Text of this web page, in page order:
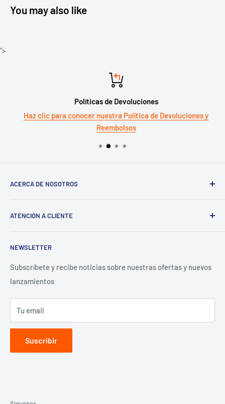
You may also like
">
Políticas de Devoluciones
Haz clic para conocer nuestra Política de Devoluciones y
Reembolsos
ACERCA DE NOSOTROS
Política de reembolso
ATENCIÓN A CLIENTE
Términos y Condiciones
Aviso de Privacidad
Contacto para proveedores
NEWSLETTER
Subscríbete y recibe noticias sobre nuestras ofertas y nuevos
lanzamientos
Tu email
Suscribir